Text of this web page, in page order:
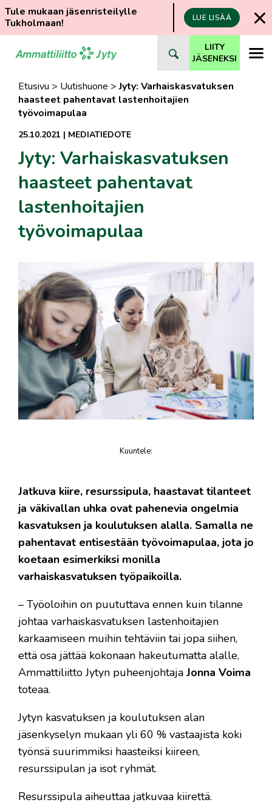
Tule mukaan jäsenristeilylle
Tukholmaan!
LUE LISÄÄ
suoraan
LIITY
JÄSENEKSI
Etusivu > Uutishuone >Jyty: Varhaiskasvatuksen
haasteet pahentavat lastenhoitajien
työvoimapulaa
25.10.2021 | MEDIATIEDOTE
Jyty: Varhaiskasvatuksen
haasteet pahentavat
lastenhoitajien
työvoimapulaa
Kuuntele:
Jatkuva kiire, resurssipula, haastavat tilanteet
ja väkivallan uhka ovat pahenevia ongelmia
kasvatuksen ja koulutuksen alalla. Samalla ne
pahentavat entisestään työvoimapulaa, jota jo
koetaan esimerkiksi monilla
varhaiskasvatuksen työpaikoilla.
– Työoloihin on puututtava ennen kuin tilanne
johtaa varhaiskasvatuksen lastenhoitajien
karkaamiseen muihin tehtäviin tai jopa siihen,
että osa jättää kokonaan hakeutumatta alalle,
Ammattiliitto Jytyn puheenjohtaja Jonna Voima
toteaa.
Jytyn kasvatuksen ja koulutuksen alan
jäsenkyselyn mukaan yli 60 % vastaajista koki
työnsä suurimmiksi haasteiksi kiireen,
resurssipulan ja isot ryhmät.
Resurssipula aiheuttaa jatkuvaa kiirettä.